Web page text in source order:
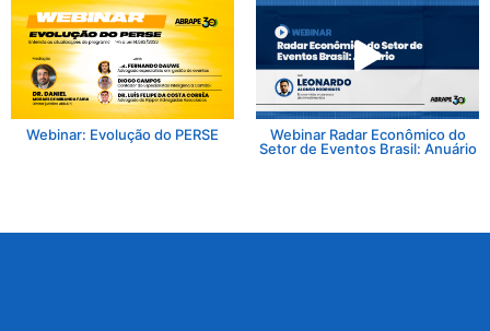
Webinar: Evolução do PERSE
Webinar Radar Econômico do
Setor de Eventos Brasil: Anuário